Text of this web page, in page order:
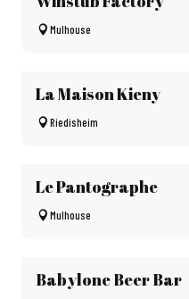
Mulhouse
La Maison Kieny
Riedisheim
Le Pantographe
Mulhouse
Babylone Beer Bar